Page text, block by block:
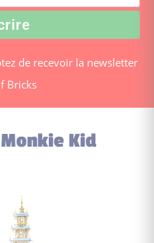
de recevoir la newsletter
Bricks
Monkie Kid